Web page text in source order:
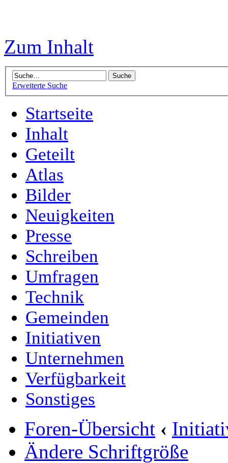
Zum Inhalt
Erweiterte Suche
Startseite
Inhalt
Geteilt
Atlas
Bilder
Neuigkeiten
Presse
Schreiben
Umfragen
Technik
Gemeinden
Initiativen
Unternehmen
Verfügbarkeit
Sonstiges
Foren-Übersicht ‹
Ändere Schriftgröße